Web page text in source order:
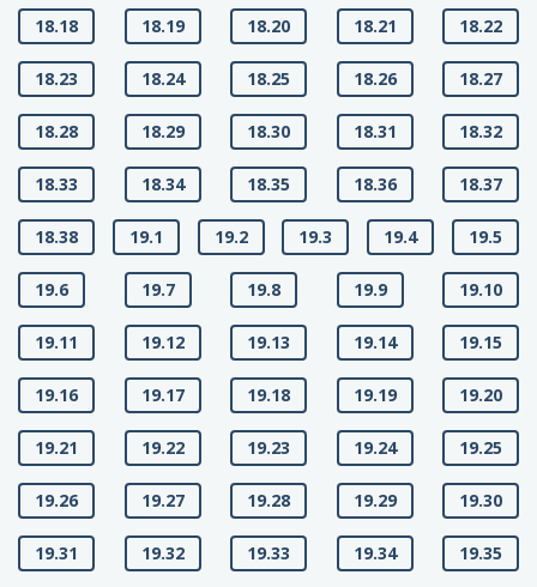
18.18 18.19 18.20 18.21 18.22
18.23 18.24 18.25 18.26 18.27
18.28 18.29 18.30 18.31 18.32
18.33 18.34 18.35 18.36 18.37
18.38 19.1 19.2 19.3 19.4 19.5
19.6 19.7 19.8 19.9 19.10
19.11 19.12 19.13 19.14 19.15
19.16 19.17 19.18 19.19 19.20
19.21 19.22 19.23 19.24 19.25
19.26 19.27 19.28 19.29 19.30
19.31 19.32 19.33 19.34 19.35